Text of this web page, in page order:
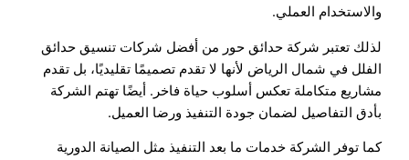
والاستخدام العملي.
لذلك تعتبر شركة حدائق حور من أفضل شركات تنسيق حدائق
الفلل في شمال الرياض لأنها لا تقدم تصميمًا تقليديًا، بل تقدم
مشاريع متكاملة تعكس أسلوب حياة فاخر. أيضًا تهتم الشركة
بأدق التفاصيل لضمان جودة التنفيذ ورضا العميل.
كما توفر الشركة خدمات ما بعد التنفيذ مثل الصيانة الدورية